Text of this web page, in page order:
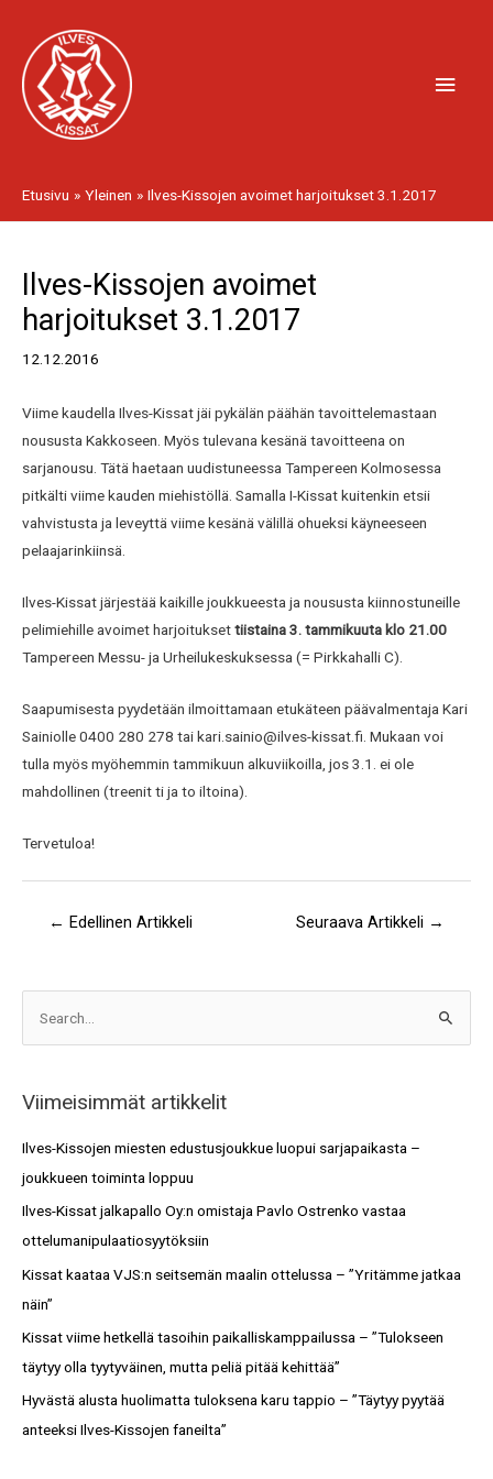
sisältöön
Etusivu Yleinen Ilves-Kissojen avoimet harjoitukset 3.1.2017
Ilves-Kissojen avoimet
harjoitukset 3.1.2017
12.12.2016
Viime kaudella Ilves-Kissat jäi pykälän päähän tavoittelemastaan
noususta Kakkoseen. Myös tulevana kesänä tavoitteena on
sarjanousu. Tätä haetaan uudistuneessa Tampereen Kolmosessa
pitkälti viime kauden miehistöllä. Samalla I-Kissat kuitenkin etsii
vahvistusta ja leveyttä viime kesänä välillä ohueksi käyneeseen
pelaajarinkiinsä.
Ilves-Kissat järjestää kaikille joukkueesta ja noususta kiinnostuneille
pelimiehille avoimet harjoituksettiistaina 3. tammikuuta klo 21.00
Tampereen Messu- ja Urheilukeskuksessa (= Pirkkahalli C).
Saapumisesta pyydetään ilmoittamaan etukäteen päävalmentaja Kari
Sainiolle 0400 280 278 tai kari.sainio@ilves-kissat.fi. Mukaan voi
tulla myös myöhemmin tammikuun alkuviikoilla, jos 3.1. ei ole
mahdollinen (treenit ti ja to iltoina).
Tervetuloa!
selaus
← Edellinen Artikkeli Seuraava Artikkeli →
c
h
Viimeisimmät artikkelit
Ilves-Kissojen miesten edustusjoukkue luopui sarjapaikasta –
joukkueen toiminta loppuu
Ilves-Kissat jalkapallo Oy:n omistaja Pavlo Ostrenko vastaa
ottelumanipulaatiosyytöksiin
Kissat kaataa VJS:n seitsemän maalin ottelussa – ”Yritämme jatkaa
näin”
Kissat viime hetkellä tasoihin paikalliskamppailussa – ”Tulokseen
täytyy olla tyytyväinen, mutta peliä pitää kehittää”
Hyvästä alusta huolimatta tuloksena karu tappio – ”Täytyy pyytää
anteeksi Ilves-Kissojen faneilta”
i
t
o
t